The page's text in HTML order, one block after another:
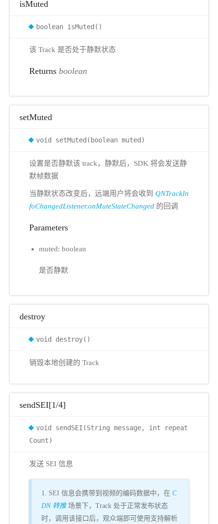
isMuted
boolean isMuted()
该 Track 是否处于静默状态
Returns boolean
setMuted
void setMuted(boolean muted)
设置是否静默该 track，静默后，SDK 将会发送静
默帧数据
当静默状态改变后，远端用户将会收到 QNTrackIn
foChangedListener.onMuteStateChanged 的回调
Parameters
muted: boolean
是否静默
destroy
void destroy()
销毁本地创建的 Track
sendSEI[1/4]
void sendSEI(String message, int repeat
Count)
发送 SEI 信息
1. SEI 信息会携带到视频的编码数据中，在 C
DN 转推场景下，Track 处于正常发布状态
时，调用该接口后，观众端即可使用支持解析